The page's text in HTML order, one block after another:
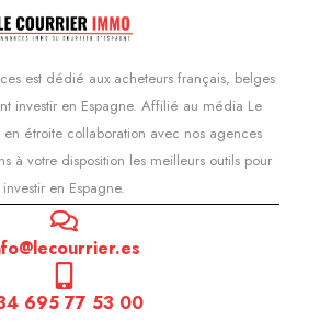
est dédié aux acheteurs français, belges
investir en Espagne. Affilié au média Le
étroite collaboration avec nos agences
à votre disposition les meilleurs outils pour
investir en Espagne.
695 77 53 00